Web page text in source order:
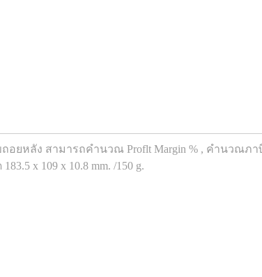
ยหลัง สามารถคำนวณ Proflt Margin % , คำนวณภา
x 109 x 10.8 mm. /150 g.